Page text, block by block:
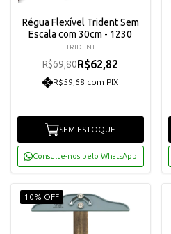
Régua Flexível Trident Sem
Escala com 30cm - 1230
TRIDENT
R$69,80R$62,82
R$59,68 com PIX
SEM ESTOQUE
Consulte-nos pelo WhatsApp
10% OFF